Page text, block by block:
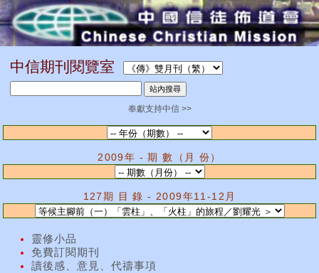
中信期刊閱覽室
奉獻支持中信 >>
2009年 - 期 數（月 份）
127期 目 錄 - 2009年11-12月
靈修小品
免費訂閱期刊
讀後感、意見、代禱事項